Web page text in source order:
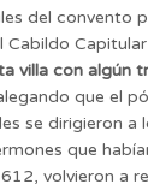
del convento
Cabildo
villa con algún
que el
se dirigieron
que
volvieron a